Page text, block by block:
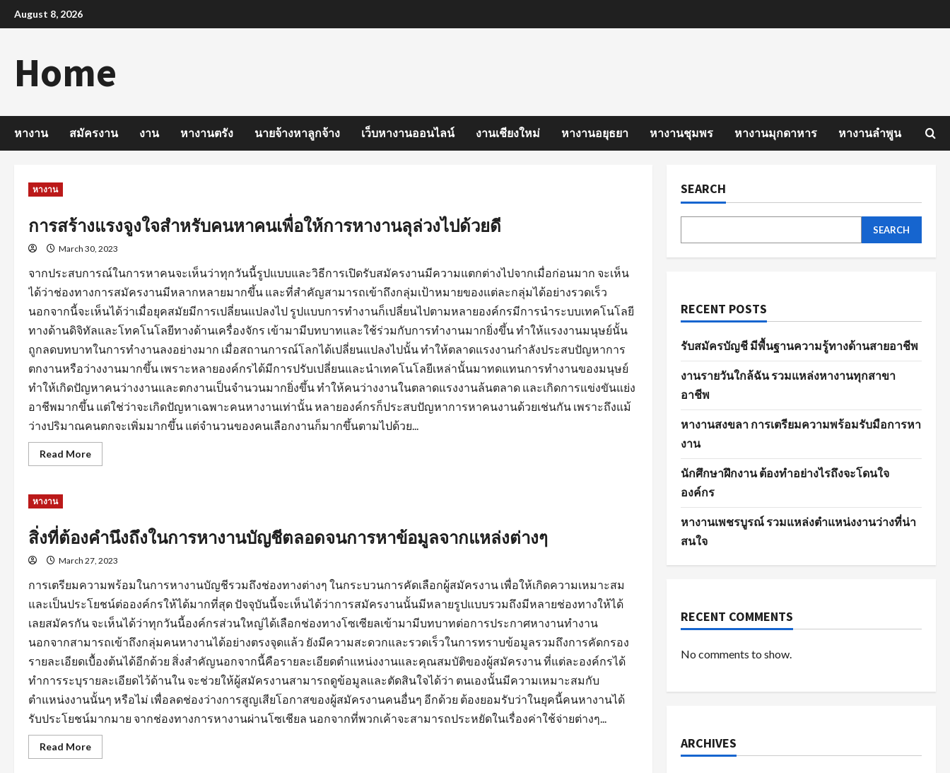
Skip
to
August 8, 2026
Home
หางาน สมัครงาน งาน หางานตรัง นายจ้างหาลูกจ้าง เว็บหางานออนไลน์ งานเชียงใหม่ หางานอยุธยา หางานชุมพร หางานมุกดาหาร หางานลำพูน
หางาน
การสร้างแรงจูงใจสำหรับคนหาคนเพื่อให้การหางานลุล่วงไปด้วยดี
March 30, 2023
จากประสบการณ์ในการหาคนจะเห็นว่าทุกวันนี้รูปแบบและวิธีการเปิดรับสมัครงานมีความแตกต่างไปจากเมื่อก่อนมาก จะเห็น
ได้ว่าช่องทางการสมัครงานมีหลากหลายมากขึ้น และที่สำคัญสามารถเข้าถึงกลุ่มเป้าหมายของแต่ละกลุ่มได้อย่างรวดเร็ว
นอกจากนี้จะเห็นได้ว่าเมื่อยุคสมัยมีการเปลี่ยนแปลงไป รูปแบบการทำงานก็เปลี่ยนไปตามหลายองค์กรมีการนำระบบเทคโนโลยี
ทางด้านดิจิทัลและโทคโนโลยีทางด้านเครื่องจักร เข้ามามีบทบาทและใช้ร่วมกับการทำงานมากยิ่งขึ้น ทำให้แรงงานมนุษย์นั้น
ถูกลดบทบาทในการทำงานลงอย่างมาก เมื่อสถานการณ์โลกได้เปลี่ยนแปลงไปนั้น ทำให้ตลาดแรงงานกำลังประสบปัญหาการ
ตกงานหรือว่างงานมากขึ้น เพราะหลายองค์กรได้มีการปรับเปลี่ยนและนำเทคโนโลยีเหล่านั้นมาทดแทนการทำงานของมนุษย์
ทำให้เกิดปัญหาคนว่างงานและตกงานเป็นจำนวนมากยิ่งขึ้น ทำให้คนว่างงานในตลาดแรงงานล้นตลาด และเกิดการแข่งขันแย่ง
อาชีพมากขึ้น แต่ใช่ว่าจะเกิดปัญหาเฉพาะคนหางานเท่านั้น หลายองค์กรก็ประสบปัญหาการหาคนงานด้วยเช่นกัน เพราะถึงแม้
ว่างปริมาณคนตกจะเพิ่มมากขึ้น แต่จำนวนของคนเลือกงานก็มากขึ้นตามไปด้วย...
Read MoreRead
more
คน
หา
เพื่อ
หา
งาน
ลุล่วง
ไป
ด้วย
ดี
หางาน
สิ่งที่ต้องคำนึงถึงในการหางานบัญชีตลอดจนการหาข้อมูลจากแหล่งต่างๆ
March 27, 2023
การเตรียมความพร้อมในการหางานบัญชีรวมถึงช่องทางต่างๆ ในกระบวนการคัดเลือกผู้สมัครงาน เพื่อให้เกิดความเหมาะสม
และเป็นประโยชน์ต่อองค์กรให้ได้มากที่สุด ปัจจุบันนี้จะเห็นได้ว่าการสมัครงานนั้นมีหลายรูปแบบรวมถึงมีหลายช่องทางให้ได้
เลยสมัครกัน จะเห็นได้ว่าทุกวันนี้องค์กรส่วนใหญ่ได้เลือกช่องทางโซเซียลเข้ามามีบทบาทต่อการประกาศหางานทำงาน
นอกจากสามารถเข้าถึงกลุ่มคนหางานได้อย่างตรงจุดแล้ว ยังมีความสะดวกและรวดเร็วในการทราบข้อมูลรวมถึงการคัดกรอง
รายละเอียดเบื้องต้นได้อีกด้วย สิ่งสำคัญนอกจากนี้คือรายละเอียดตำแหน่งงานและคุณสมบัติของผู้สมัครงาน ที่แต่ละองค์กรได้
ทำการระบุรายละเอียดไว้ด้านใน จะช่วยให้ผู้สมัครงานสามารถดูข้อมูลและตัดสินใจได้ว่า ตนเองนั้นมีความเหมาะสมกับ
ตำแหน่งงานนั้นๆ หรือไม่ เพื่อลดช่องว่างการสูญเสียโอกาสของผู้สมัครงานคนอื่นๆ อีกด้วย ต้องยอมรับว่าในยุคนี้คนหางานได้
รับประโยชน์มากมาย จากช่องทางการหางานผ่านโซเชียล นอกจากที่พวกเค้าจะสามารถประหยัดในเรื่องค่าใช้จ่ายต่างๆ...
Read MoreRead
more
SEARCH
SEARCH
RECENT POSTS
รับสมัครบัญชี มีพื้นฐานความรู้ทางด้านสายอาชีพ
งานรายวันใกล้ฉัน รวมแหล่งหางานทุกสาขา
อาชีพ
หางานสงขลา การเตรียมความพร้อมรับมือการหา
งาน
นักศึกษาฝึกงาน ต้องทำอย่างไรถึงจะโดนใจ
องค์กร
หางานเพชรบูรณ์ รวมแหล่งตำแหน่งงานว่างที่น่า
สนใจ
RECENT COMMENTS
No comments to show.
ARCHIVES